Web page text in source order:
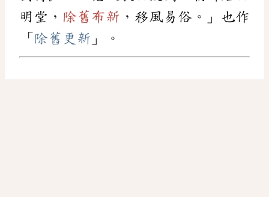
明堂， 除舊布新 ，移風易俗。」也作
「 除舊更新 」。